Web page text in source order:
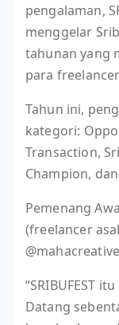
pengalaman,
menggelar
tahunan yang
para
Tahun ini,
kategori:
Transaction,
Champion,
Pemenang
(freelancer
“SRIBUFEST
Datang